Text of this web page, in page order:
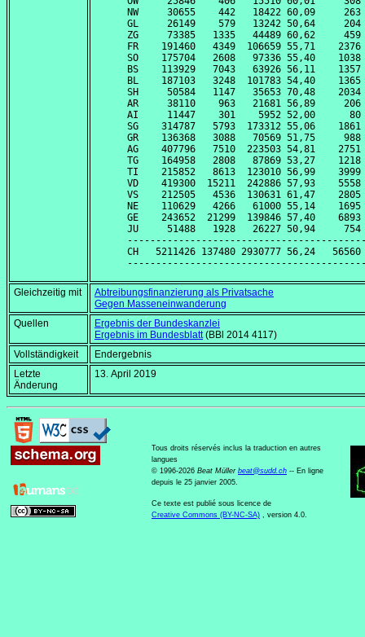
NW     30655    442   18422 60,09
GL     26149    579   13242 50,64
ZG     73385   1335   44489 60,62
FR    191460   4349  106659 55,71
SO    175704   2608   97336 55,40
BS    113929   7043   63926 56,11
BL    187103   3248  101783 54,40
SH     50584   1147   35653 70,48
AR     38110    963   21681 56,89
AI     11447    301    5952 52,00
SG    314787   5793  173312 55,06
GR    136368   3088   70569 51,75
AG    407796   7510  223503 54,81
TG    164958   2808   87869 53,27
TI    215852   8613  123010 56,99
VD    419300  15211  242886 57,93
VS    212505   4536  130631 61,47
NE    110629   4266   61000 55,14
GE    243652  21299  139846 57,40
JU     51488   1928   26227 50,94
CH   5211426 137480 2930777 56,24
Gleichzeitig mit
Abtreibungsfinanzierung als Privatsache
Gegen Masseneinwanderung
Quellen
Ergebnis der Bundeskanzlei
Ergebnis im Bundesblatt(BBl 2014 4117)
Vollständigkeit
Endergebnis
Letzte
Änderung
13. April 2019
Tous droits réservés inclus la traduction en autres
langues
© 1996-2026 Beat Müller beat@sudd.ch -- En ligne
depuis le 25 janvier 2005.
Ce texte est publié sous licence de
Creative Commons (BY-NC-SA) , version 4.0.